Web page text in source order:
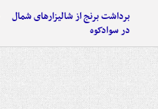
برداشت برنج از شالیزارهای شمال
در سوادکوه